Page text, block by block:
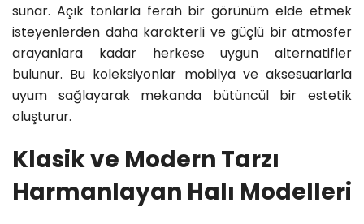
sunar. Açık tonlarla ferah bir görünüm elde etmek
isteyenlerden daha karakterli ve güçlü bir atmosfer
arayanlara kadar herkese uygun alternatifler
bulunur. Bu koleksiyonlar mobilya ve aksesuarlarla
uyum sağlayarak mekanda bütüncül bir estetik
oluşturur.
Klasik ve Modern Tarzı
Harmanlayan Halı Modelleri